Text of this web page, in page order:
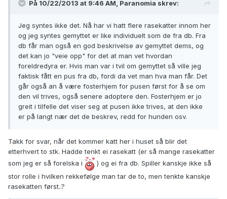
På 10/22/2013 at 9:46 AM, Paranomia skrev:
Jeg syntes ikke det. Nå har vi hatt flere rasekatter innom her
og jeg syntes gemyttet er like individuelt som de fra db. Fra
db får man også en god beskrivelse av gemyttet dems, og
det kan jo "veie opp" for det at man vet hvordan
foreldredyra er. Hvis man var i tvil om gemyttet så ville jeg
faktisk fått en pus fra db, fordi da vet man hva man får. Det
går også an å være fosterhjem for pusen først for å se om
den vil trives, også senere adoptere den. Fosterhjem er jo
greit i tilfelle det viser seg at pusen ikke trives, at den ikke
er på langt nær det de beskrev, redd for hunden osv.
Takk for svar, når det kommer katt her i huset så blir det
etterhvert to stk. Hadde tenkt ei rasekatt (er så mange rasekatter
som jeg er så forelska i
) og ei fra db. Spiller kanskje ikke så
stor rolle i hvilken rekkefølge man tar de to, men tenkte kanskje
rasekatten først..?